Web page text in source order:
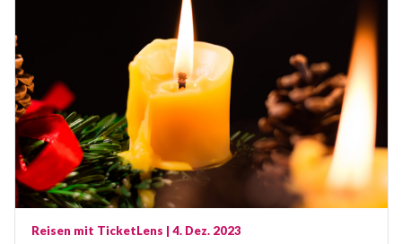
Reisen mit TicketLens | 4. Dez. 2023